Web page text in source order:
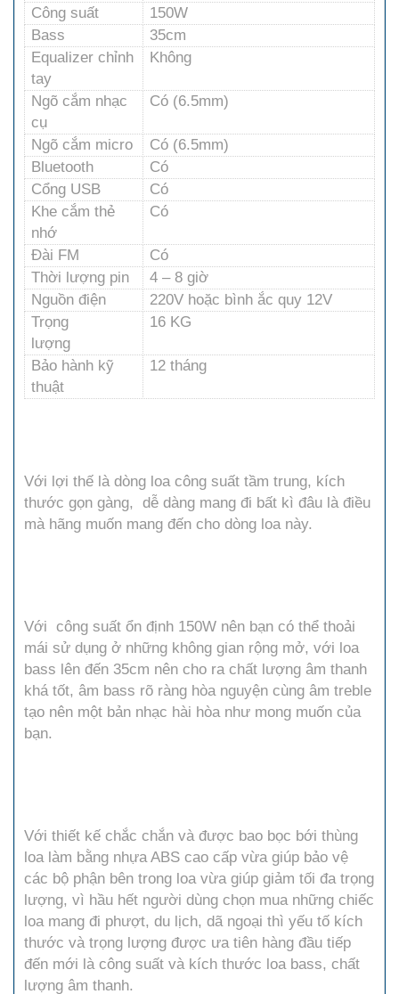
Công suất
150W
Bass
35cm
Equalizer chỉnh
tay
Không
Ngõ cắm nhạc
cụ
Có (6.5mm)
Ngõ cắm micro
Có (6.5mm)
Bluetooth
Có
Cổng USB
Có
Khe cắm thẻ
nhớ
Có
Đài FM
Có
Thời lượng pin
4 – 8 giờ
Nguồn điện
220V hoặc bình ắc quy 12V
Trọng
lượng
16 KG
Bảo hành kỹ
thuật
12 tháng
Với lợi thế là dòng loa công suất tầm trung, kích
thước gọn gàng, dễ dàng mang đi bất kì đâu là điều
mà hãng muốn mang đến cho dòng loa này.
Với công suất ổn định 150W nên bạn có thể thoải
mái sử dụng ở những không gian rộng mở, với loa
bass lên đến 35cm nên cho ra chất lượng âm thanh
khá tốt, âm bass rõ ràng hòa nguyện cùng âm treble
tạo nên một bản nhạc hài hòa như mong muốn của
bạn.
Với thiết kế chắc chắn và được bao bọc bới thùng
loa làm bằng nhựa ABS cao cấp vừa giúp bảo vệ
các bộ phận bên trong loa vừa giúp giảm tối đa trọng
lượng, vì hầu hết người dùng chọn mua những chiếc
loa mang đi phượt, du lịch, dã ngoại thì yếu tố kích
thước và trọng lượng được ưa tiên hàng đầu tiếp
đến mới là công suất và kích thước loa bass, chất
lượng âm thanh.